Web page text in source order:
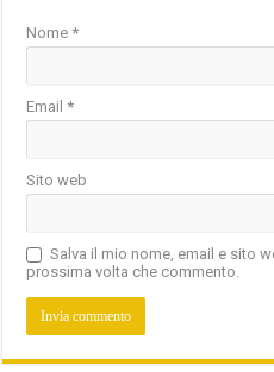
Nome*
Email*
Sito web
Salva il mio nome, email e sito
prossima volta che commento.